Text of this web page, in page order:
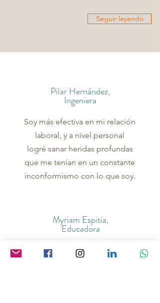
Seguir leyendo
Pilar Hernández,
Ingeniera
Soy más efectiva en mi relación
laboral, y a nivel personal
logré sanar heridas profundas
que me tenían en un constante
inconformismo con lo que soy.
Myriam Espitia,
Educadora
Aprendí a tomar consciencia de
las emociones que me